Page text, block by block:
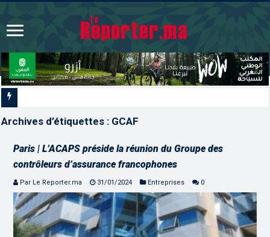
Archives d’étiquettes : GCAF
Paris | L’ACAPS préside la réunion du Groupe des
contrôleurs d’assurance francophones
Par Le Reporter.ma 31/01/2024 Entreprises 0